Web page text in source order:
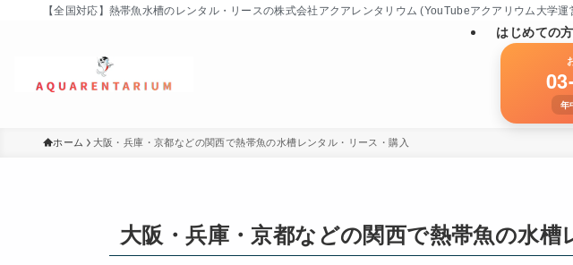
【全国対応】熱帯魚水槽のレンタル・リースの株式会社アクアレンタリウム (YouTubeアクアリウム大学運
はじめての
年
ホーム 大阪・兵庫・京都などの関西で熱帯魚の水槽レンタル・リース・購入
大阪・兵庫・京都などの関西で熱帯魚の水槽